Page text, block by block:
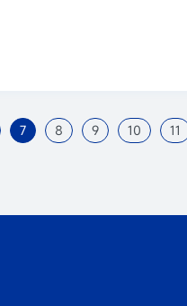
7 8 9 10 11